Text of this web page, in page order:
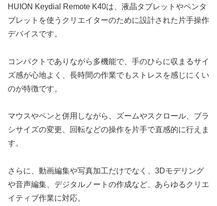
HUION Keydial Remote K40は、液晶タブレットやペンタ
ブレットを使うクリエイターのために設計された片手操作
デバイスです。
コンパクトでありながら多機能で、手のひらに収まるサイ
ズ感が心地よく、長時間の作業でもストレスを感じにくい
のが特徴です。
マウスやペンと併用しながら、ズームやスクロール、ブラ
シサイズの変更、回転などの操作を片手で直感的に行えま
す。
さらに、動画編集や写真加工だけでなく、3Dモデリング
や音声編集、デジタルノートの作成など、あらゆるクリエ
イティブ作業に対応。